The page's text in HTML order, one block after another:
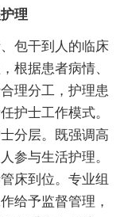
理
包干到人的临床
根据患者病情、
理分工，护理患
护士工作模式。
分层。既强调高
参与生活护理。
床到位。专业组
给予监督管理，